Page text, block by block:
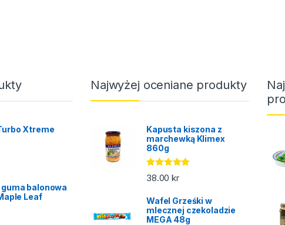
Xtreme
balonowa
Leaf
Najwyżej oceniane produkty
Kapusta kiszona z
marchewką Klimex
860g
Oceniono
5.00na 5
38.00kr
Wafel Grześki w
mlecznej czekoladzie
MEGA 48g